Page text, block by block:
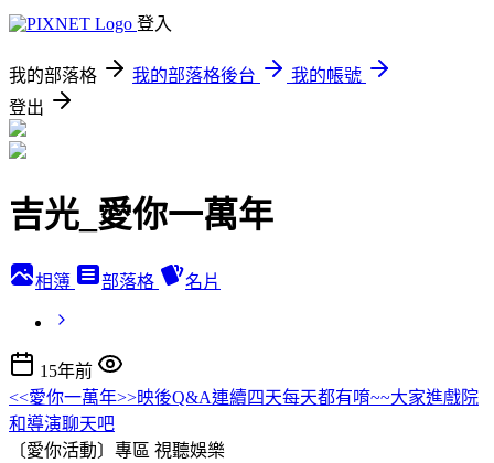
登入
我的部落格 我的部落格後台
我的帳號
登出
吉光_愛你一萬年
相簿 部落格 名片
15年前
<<愛你一萬年>>映後Q&A連續四天每天都有唷~~大家進戲院
和導演聊天吧
〔愛你活動〕專區 視聽娛樂